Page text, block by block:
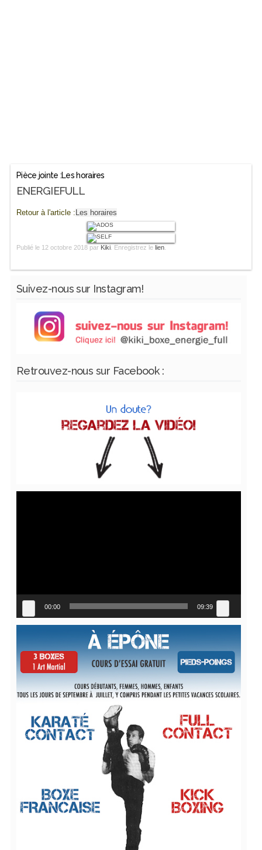
Pièce jointe :Les horaires
ENERGIEFULL
Retour à l'article :Les horaires
Publié le 12 octobre 2018 par Kiki. Enregistrez le lien.
Suivez-nous sur Instagram!
Retrouvez-nous sur Facebook :
00:00 09:39